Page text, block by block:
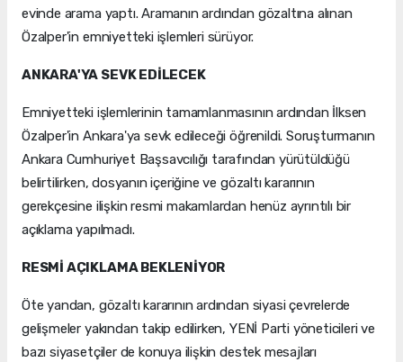
evinde arama yaptı. Aramanın ardından gözaltına alınan
Özalper'in emniyetteki işlemleri sürüyor.
ANKARA'YA SEVK EDİLECEK
Emniyetteki işlemlerinin tamamlanmasının ardından İlksen
Özalper'in Ankara'ya sevk edileceği öğrenildi. Soruşturmanın
Ankara Cumhuriyet Başsavcılığı tarafından yürütüldüğü
belirtilirken, dosyanın içeriğine ve gözaltı kararının
gerekçesine ilişkin resmi makamlardan henüz ayrıntılı bir
açıklama yapılmadı.
RESMİ AÇIKLAMA BEKLENİYOR
Öte yandan, gözaltı kararının ardından siyasi çevrelerde
gelişmeler yakından takip edilirken, YENİ Parti yöneticileri ve
bazı siyasetçiler de konuya ilişkin destek mesajları